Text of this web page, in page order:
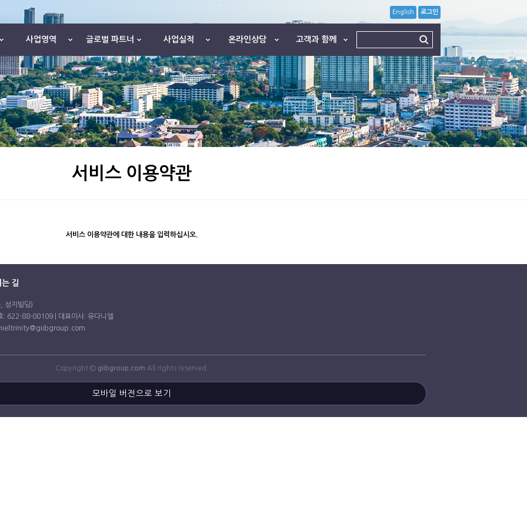
사업영역 글로벌 파트너 사업실적 온라인상담 고객과 함께
English 로그인
서비스 이용약관
서비스 이용약관에 대한 내용을 입력하십시오.
길
성지빌딩)
: 622-88-00109 | 대표이사: 유다니엘
Copyright © giibgroup.com All rights reserved.
모바일 버전으로 보기